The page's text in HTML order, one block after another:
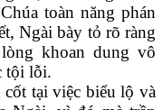
toàn năng phán
Ngài bày tỏ rõ ràng
khoan dung vô
tội lỗi.
tại việc biểu lộ và